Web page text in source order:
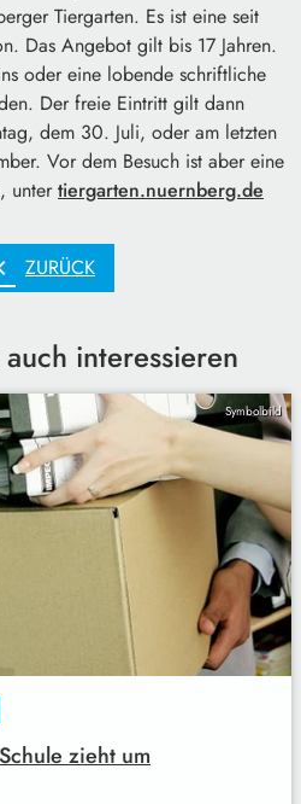
Tiergarten. Es ist eine seit
Das Angebot gilt bis 17 Jahren.
oder eine lobende schriftliche
Der freie Eintritt gilt dann
dem 30. Juli, oder am letzten
Vor dem Besuch ist aber eine
unter tiergarten.nuernberg.de
ZURÜCK
interessieren
Symbolbild
zieht um